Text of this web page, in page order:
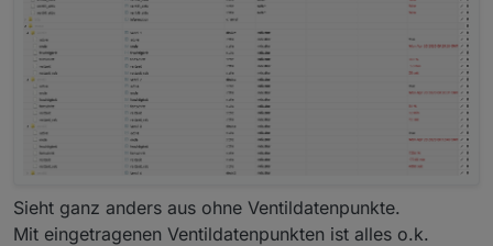
Sieht ganz anders aus ohne Ventildatenpunkte.
Mit eingetragenen Ventildatenpunkten ist alles o.k.